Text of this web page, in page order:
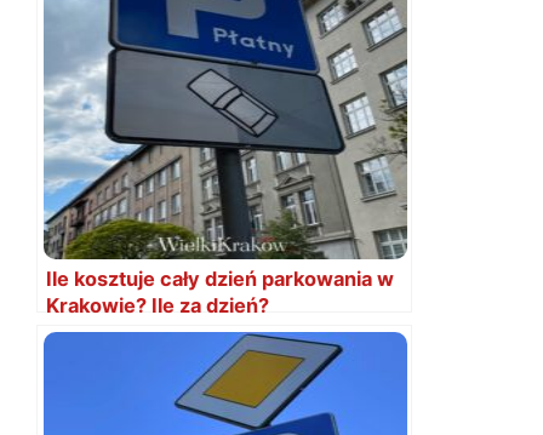
Ile kosztuje cały dzień parkowania w
Krakowie? Ile za dzień?